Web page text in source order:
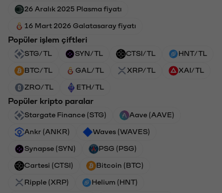
26 Aralık 2025 Plasma fiyatı
16 Mart 2026 Galatasaray fiyatı
Popüler işlem çiftleri
STG/TL SYN/TL CTSI/TL HNT/TL
BTC/TL GAL/TL XRP/TL XAI/TL
ZRO/TL ETH/TL
Popüler kripto paralar
Stargate Finance (STG) Aave (AAVE)
Ankr (ANKR) Waves (WAVES)
Synapse (SYN) PSG (PSG)
Cartesi (CTSI) Bitcoin (BTC)
Ripple (XRP) Helium (HNT)